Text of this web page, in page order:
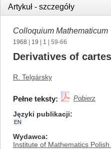
Artykuł - szczegóły
Colloquium Mathematicum
1968 19 1 | 59-66
Derivatives of
R. Telgársky
Pełne teksty: Pobierz
Języki publikacji
EN
Wydawca
Institute of Mathematics